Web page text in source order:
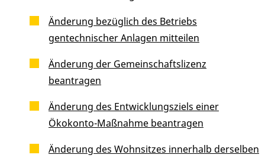
Änderung bezüglich des Betriebs
gentechnischer Anlagen mitteilen
Änderung der Gemeinschaftslizenz
beantragen
Änderung des Entwicklungsziels einer
Ökokonto-Maßnahme beantragen
Änderung des Wohnsitzes innerhalb derselben